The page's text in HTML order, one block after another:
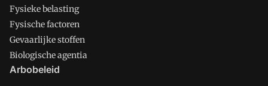
Fysieke belasting
Fysische factoren
Gevaarlijke stoffen
Biologische agentia
Arbobeleid